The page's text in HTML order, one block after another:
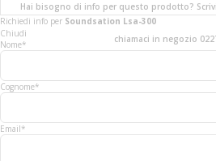
Hai bisogno di info per questo prodotto?
chiamaci in negozio
Richiedi info per Soundsation Lsa-300
Chiudi
Nome*
Cognome*
Email*